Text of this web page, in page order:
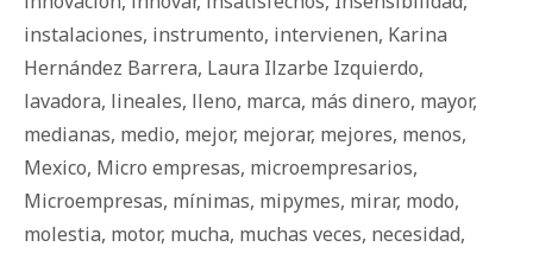
instalaciones, instrumento, intervienen, Karina
Hernández Barrera, Laura Ilzarbe Izquierdo,
lavadora, lineales, lleno, marca, más dinero, mayor,
medianas, medio, mejor, mejorar, mejores, menos,
Mexico, Micro empresas, microempresarios,
Microempresas, mínimas, mipymes, mirar, modo,
molestia, motor, mucha, muchas veces, necesidad,